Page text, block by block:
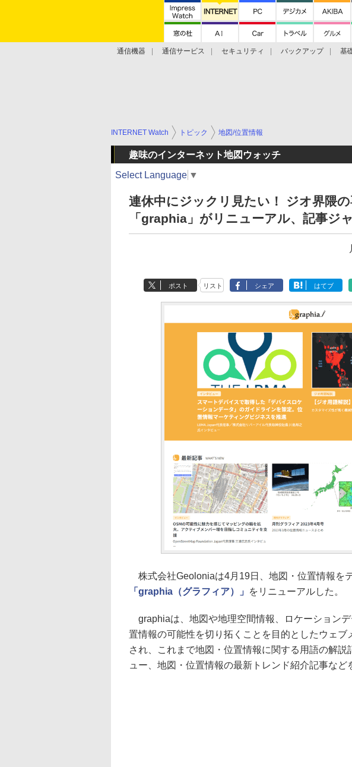
通信機器 通信サービス セキュリティ バックアップ 基
INTERNET Watch トピック 地図/位置情報
趣味のインターネット地図ウォッチ
Select Language ▼
連休中にジックリ見たい！ ジオ界隈
「graphia」がリニューアル、記事ジ
ポスト リスト シェア はてブ
株式会社Geoloniaは4月19日、地図・位置情報を
「graphia（グラフィア）」
をリニューアルした。
graphiaは、地図や地理空間情報、ロケーション
置情報の可能性を切り拓くことを目的としたウェブ
され、これまで地図・位置情報に関する用語の解
ュー、地図・位置情報の最新トレンド紹介記事など